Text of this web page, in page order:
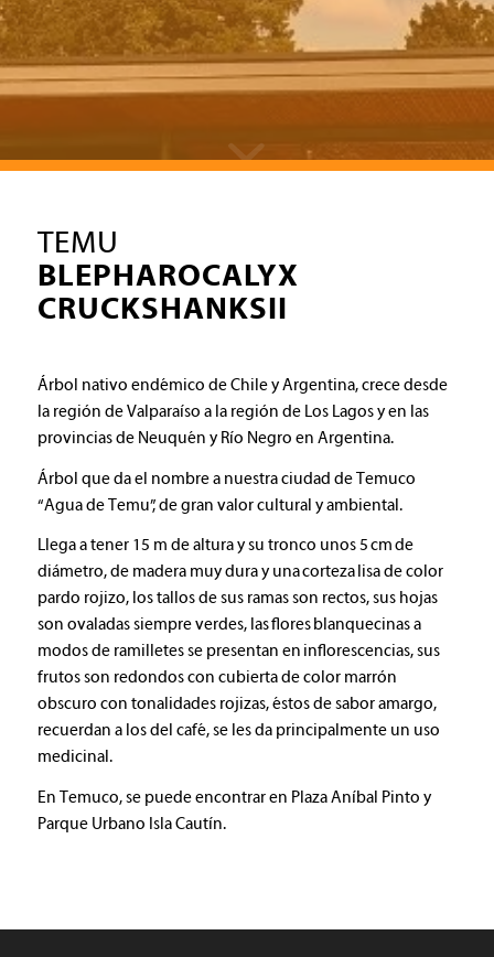
TEMU
BLEPHAROCALYX
CRUCKSHANKSII
Árbol nativo endémico de Chile y Argentina, crece desde
la región de Valparaíso a la región de Los Lagos y en las
provincias de Neuquén y Río Negro en Argentina.
Árbol que da el nombre a nuestra ciudad de Temuco
“Agua de Temu”, de gran valor cultural y ambiental.
Llega a tener 15 m de altura y su tronco unos 5 cm de
diámetro, de madera muy dura y una corteza lisa de color
pardo rojizo, los tallos de sus ramas son rectos, sus hojas
son ovaladas siempre verdes, las flores blanquecinas a
modos de ramilletes se presentan en inflorescencias, sus
frutos son redondos con cubierta de color marrón
obscuro con tonalidades rojizas, éstos de sabor amargo,
recuerdan a los del café, se les da principalmente un uso
medicinal.
En Temuco, se puede encontrar en Plaza Aníbal Pinto y
Parque Urbano Isla Cautín.